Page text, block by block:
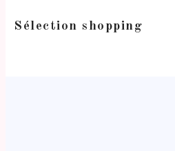
Sélection shopping